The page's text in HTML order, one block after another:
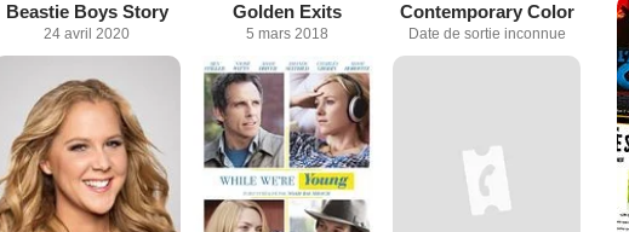
Beastie Boys Story
24 avril 2020
Golden Exits
5 mars 2018
Contemporary Color
Date de sortie inconnue